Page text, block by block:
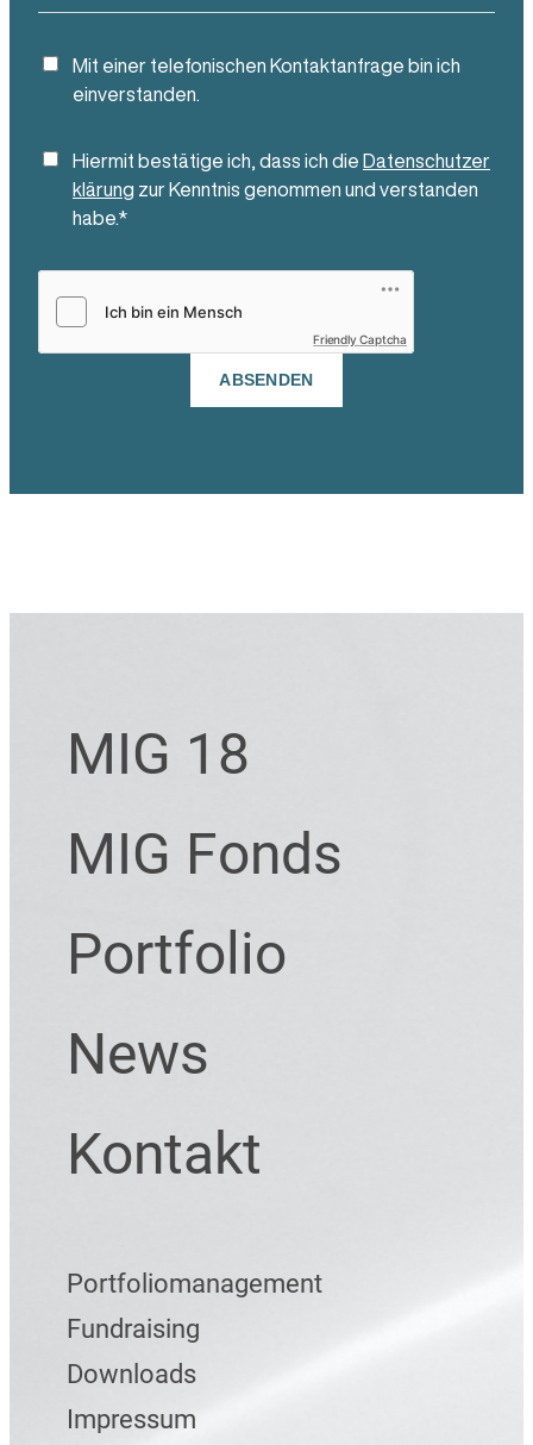
Mit einer telefonischen Kontaktanfrage bin ich
einverstanden.
Hiermit bestätige ich, dass ich die Datenschutzer
klärung zur Kenntnis genommen und verstanden
habe.*
Friendly Captcha
MIG 18
MIG Fonds
Portfolio
News
Kontakt
Portfoliomanagement
Fundraising
Downloads
Impressum